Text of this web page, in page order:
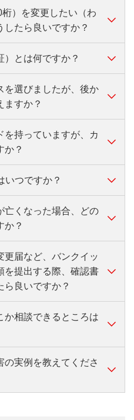
日9：00～21：00、土・日・
：00（12/31～1/3を除く）
再発行いたしますので、
ト支店専用ダイヤル
21：00、土・日・祝日9：
良に関するご注意は以下リン
関する注意
をご利用いただけませ
発行され、再発行前の
利用
しくはこちら
記載された以下いずれか1点
ド（マイナンバーカード）、
月以内もしくは有効期限内のもの
方変更の場合、新旧のお名前が
など）が必要です。
ルアカウント支店専用ダイ
：00、土・日・祝日9：00
ト支店専用ダイヤル
声自動応答）まで、ご連
でのご確認
て、バンクイックカード
ト支店専用ダイヤル
声自動応答）までお電話
ンスに従って操作をお願
21：00、土・日・祝日9：
1/3を除く）
、「ご利用明細照会」よ
ちらから（無料）
について、くわしくはこ
確認
、「ご利用明細照会」メ
確認
ト支店専用ダイヤル
声自動応答）まで、ご
ご利用いただけません。
はこちら （954KB）
関するご注意は以下リンク
る注意 （592KB）
ト支店専用ダイヤル
声自動応答）まで、ご
除く)
）を変更したい（わ
たら良いですか？
ページまたはバンクイ
きください。
・大文字英字・小文字
以上を組み合わせて
べて半角です。
らない方はこちら
）とは何ですか？
や変更、「三菱ＵＦＪ
を振込先口座に登録・
番号から認証用フリー
たがってお手続きくだ
ることはありません。
。
ちでない方や携帯電話
方、非通知設定、海外
話発信認証がご利用い
二リテールアカウント
76-5919」（音声自
をお願いします。
21:00、土・日・祝日
1/3を除く）
を選びましたが、後か
ますか？
ることは可能です。
ト支店専用ダイヤル
、土・日・祝日9:00～
）
を持っていますが、カ
か？
ん。すでにカードをお
ドレスにご変更いただ
たお客さまでも、カー
（振り込みでのお借り
です。
いつですか？
は以下のとおりです。
0：10 〜 23：50
00、毎月第2土曜日の21：00
だけません。
対象です。
ソンATMマーク」のある
により異なります。
亡くなった場合、どの
か？
ト支店専用ダイヤル
声自動応答）まで、ご
、土・日・祝日9:00～
取引がわかるものをご用意
やご用意いただく書類につ
更届など、バンクイッ
を提出する際、確認書
ら良いですか？
出書類は、本人確認書
入証明書またはその他
か相談できるところは
あったとき、心あたり
の金融機関へ速やかに
の実例を教えてくださ